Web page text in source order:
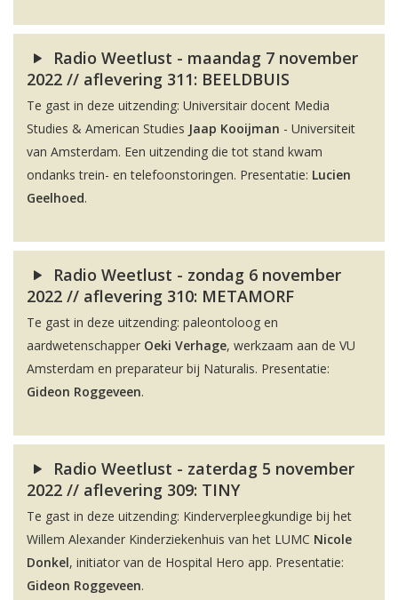
Radio Weetlust - maandag 7 november
2022 // aflevering 311: BEELDBUIS
Te gast in deze uitzending: Universitair docent Media
Studies & American Studies Jaap Kooijman - Universiteit
van Amsterdam. Een uitzending die tot stand kwam
ondanks trein- en telefoonstoringen. Presentatie: Lucien
Geelhoed.
Radio Weetlust - zondag 6 november
2022 // aflevering 310: METAMORF
Te gast in deze uitzending: paleontoloog en
aardwetenschapper Oeki Verhage, werkzaam aan de VU
Amsterdam en preparateur bij Naturalis. Presentatie:
Gideon Roggeveen.
Radio Weetlust - zaterdag 5 november
2022 // aflevering 309: TINY
Te gast in deze uitzending: Kinderverpleegkundige bij het
Willem Alexander Kinderziekenhuis van het LUMC Nicole
Donkel, initiator van de Hospital Hero app. Presentatie:
Gideon Roggeveen.